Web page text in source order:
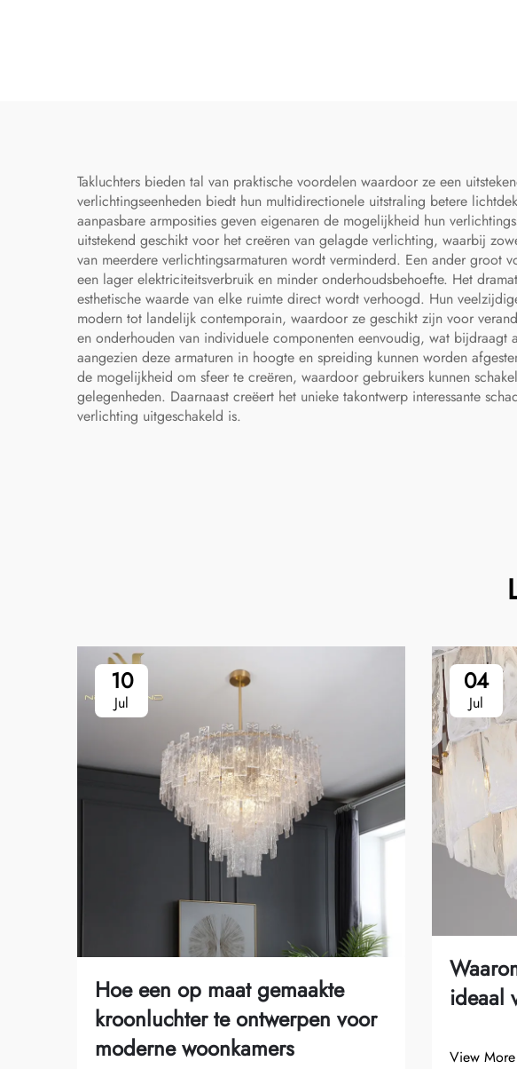
Takluchters bieden tal van praktische voordelen waardoor ze een
verlichtingseenheden biedt hun multidirectionele uitstraling betere
aanpasbare armposities geven eigenaren de mogelijkheid hun
uitstekend geschikt voor het creëren van gelagde verlichting, waarbij
van meerdere verlichtingsarmaturen wordt verminderd. Een ander
een lager elektriciteitsverbruik en minder onderhoudsbehoefte. Het
esthetische waarde van elke ruimte direct wordt verhoogd. Hun
modern tot landelijk contemporain, waardoor ze geschikt zijn voor
en onderhouden van individuele componenten eenvoudig, wat bijdraagt
aangezien deze armaturen in hoogte en spreiding kunnen worden
de mogelijkheid om sfeer te creëren, waardoor gebruikers kunnen
gelegenheden. Daarnaast creëert het unieke takontwerp interessante
verlichting uitgeschakeld is.
10
Jul
Hoe een op maat gemaakte
kroonluchter te ontwerpen voor
moderne woonkamers
04
Jul
ideaal
View More